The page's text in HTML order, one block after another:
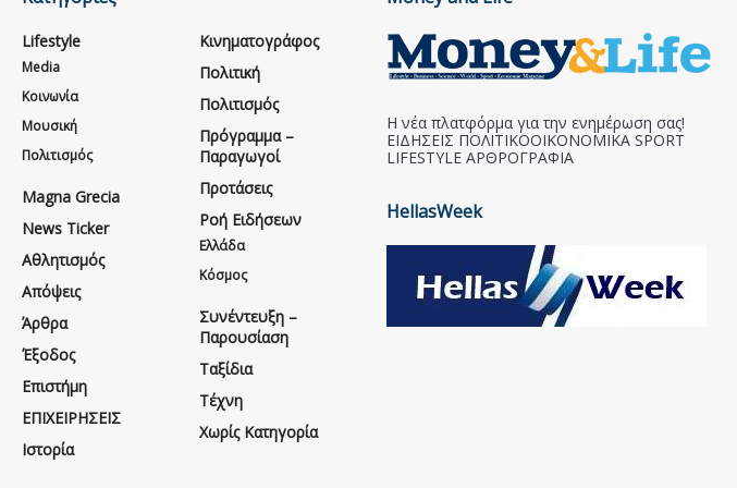
Lifestyle
Media
Κοινωνία
Μουσική
Πολιτισμός
Magna Grecia
News Ticker
Αθλητισμός
Απόψεις
Άρθρα
Έξοδος
Επιστήμη
ΕΠΙΧΕΙΡΗΣΕΙΣ
Ιστορία
Κινηματογράφος
Πολιτική
Πολιτισμός
Πρόγραμμα –
Παραγωγοί
Προτάσεις
Ροή Ειδήσεων
Ελλάδα
Κόσμος
Συνέντευξη –
Παρουσίαση
Ταξίδια
Τέχνη
Χωρίς Κατηγορία
Η νέα πλατφόρμα για την ενημέρωση σας!
ΕΙΔΗΣΕΙΣ ΠΟΛΙΤΙΚΟΟΙΚΟΝΟΜΙΚΑ SPORT
LIFESTYLE ΑΡΘΡΟΓΡΑΦΙΑ
HellasWeek